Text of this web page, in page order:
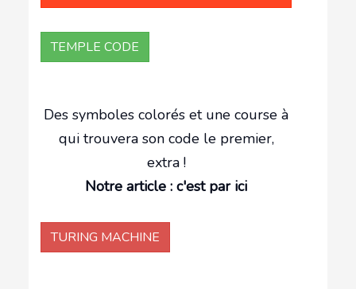
TEMPLE CODE
Des symboles colorés et une course à
qui trouvera son code le premier,
extra !
Notre article : c'est par ici
TURING MACHINE